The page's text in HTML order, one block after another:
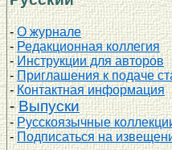
-О журнале
-Редакционная коллегия
-Инструкции для авторов
-Приглашения к подаче
- Контактная информация
-Выпуски
-Русскоязычные
-Подписаться на